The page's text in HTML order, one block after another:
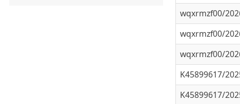
wqxrmzf00/2026-00504
K45899617/2025-02789
K45899617/2025-02803
K45899617/2025-03016
K45899617/2025-02802